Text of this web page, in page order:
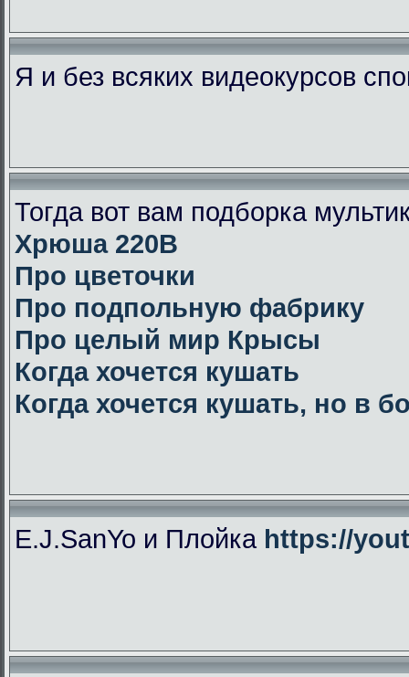
Я и без всяких видеокурсов
Тогда вот вам подборка
Хрюша 220В
Про цветочки
Про подпольную фабрику
Про целый мир Крысы
Когда хочется кушать
Когда хочется кушать, но в
E.J.SanYo и Плойка https://